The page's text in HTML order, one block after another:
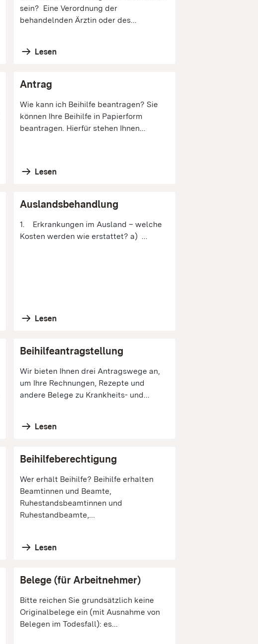
sein? Eine Verordnung der
behandelnden Ärztin oder des...
Lesen
Antrag
Wie kann ich Beihilfe beantragen? Sie
können Ihre Beihilfe in Papierform
beantragen. Hierfür stehen Ihnen...
Lesen
Auslandsbehandlung
1. Erkrankungen im Ausland – welche
Kosten werden wie erstattet? a) ...
Lesen
Beihilfeantragstellung
Wir bieten Ihnen drei Antragswege an,
um Ihre Rechnungen, Rezepte und
andere Belege zu Krankheits- und...
Lesen
Beihilfeberechtigung
Wer erhält Beihilfe? Beihilfe erhalten
Beamtinnen und Beamte,
Ruhestandsbeamtinnen und
Ruhestandbeamte,...
Lesen
Belege (für Arbeitnehmer)
Bitte reichen Sie grundsätzlich keine
Originalbelege ein (mit Ausnahme von
Belegen im Todesfall): es...